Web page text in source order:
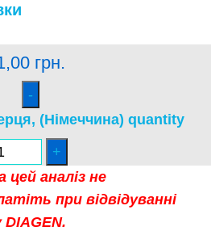
грн.
(Німеччина) quantity
цей аналіз не
при відвідуванні